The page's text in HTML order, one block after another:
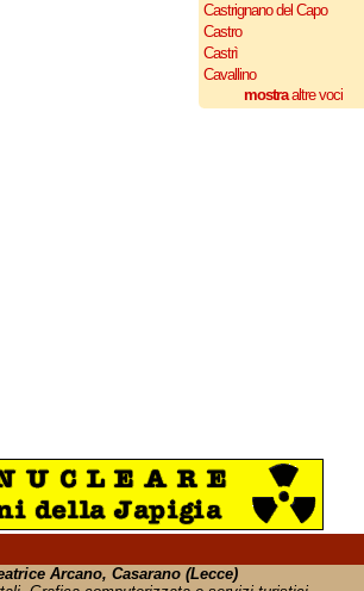
Castrignano del Capo
Castro
Castrì
Cavallino
mostraaltre voci
Arcano, Casarano (Lecce)